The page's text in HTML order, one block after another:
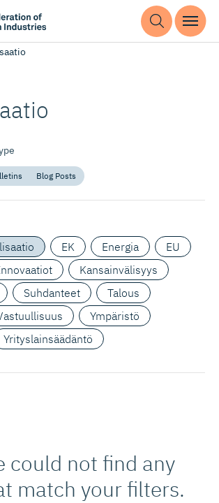
Blog Posts
EK Energia
EU
Kansainvälisyys
Suhdanteet
Talous
Ympäristö
Yrityslainsäädäntö
could not find any
match your filters.